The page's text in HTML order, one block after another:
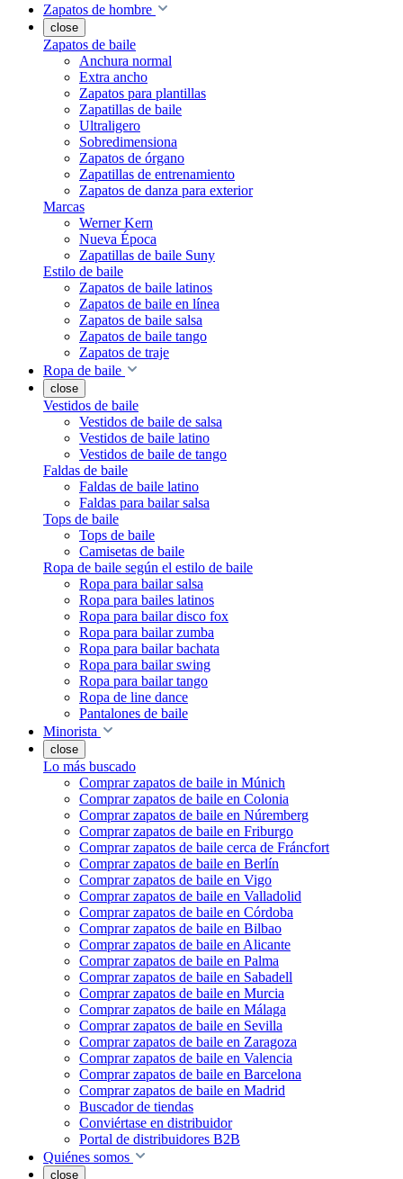
Zapatos de hombre
close
Zapatos de baile
Anchura normal
Extra ancho
Zapatos para plantillas
Zapatillas de baile
Ultraligero
Sobredimensiona
Zapatos de órgano
Zapatillas de entrenamiento
Zapatos de danza para exterior
Marcas
Werner Kern
Nueva Época
Zapatillas de baile Suny
Estilo de baile
Zapatos de baile latinos
Zapatos de baile en línea
Zapatos de baile salsa
Zapatos de baile tango
Zapatos de traje
Ropa de baile
close
Vestidos de baile
Vestidos de baile de salsa
Vestidos de baile latino
Vestidos de baile de tango
Faldas de baile
Faldas de baile latino
Faldas para bailar salsa
Tops de baile
Tops de baile
Camisetas de baile
Ropa de baile según el estilo de baile
Ropa para bailar salsa
Ropa para bailes latinos
Ropa para bailar disco fox
Ropa para bailar zumba
Ropa para bailar bachata
Ropa para bailar swing
Ropa para bailar tango
Ropa de line dance
Pantalones de baile
Minorista
close
Lo más buscado
Comprar zapatos de baile in Múnich
Comprar zapatos de baile en Colonia
Comprar zapatos de baile en Núremberg
Comprar zapatos de baile en Friburgo
Comprar zapatos de baile cerca de Fráncfort
Comprar zapatos de baile en Berlín
Comprar zapatos de baile en Vigo
Comprar zapatos de baile en Valladolid
Comprar zapatos de baile en Córdoba
Comprar zapatos de baile en Bilbao
Comprar zapatos de baile en Alicante
Comprar zapatos de baile en Palma
Comprar zapatos de baile en Sabadell
Comprar zapatos de baile en Murcia
Comprar zapatos de baile en Málaga
Comprar zapatos de baile en Sevilla
Comprar zapatos de baile en Zaragoza
Comprar zapatos de baile en Valencia
Comprar zapatos de baile en Barcelona
Comprar zapatos de baile en Madrid
Buscador de tiendas
Conviértase en distribuidor
Portal de distribuidores B2B
Quiénes somos
close